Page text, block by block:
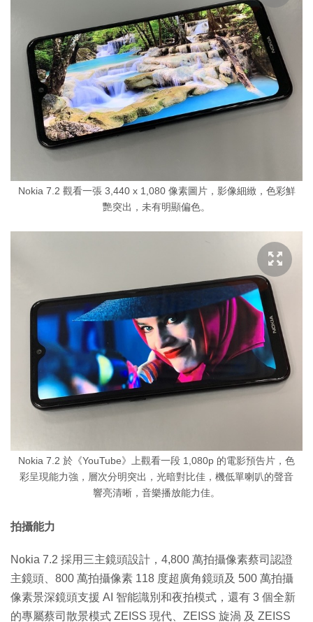
Nokia 7.2 觀看一張 3,440 x 1,080 像素圖片，影像細緻，色彩鮮
艷突出，未有明顯偏色。
Nokia 7.2 於《YouTube》上觀看一段 1,080p 的電影預告片，色
彩呈現能力強，層次分明突出，光暗對比佳，機低單喇叭的聲音
響亮清晰，音樂播放能力佳。
拍攝能力
Nokia 7.2 採用三主鏡頭設計，4,800 萬拍攝像素蔡司認證
主鏡頭、800 萬拍攝像素 118 度超廣角鏡頭及 500 萬拍攝
像素景深鏡頭支援 AI 智能識別和夜拍模式，還有 3 個全新
的專屬蔡司散景模式 ZEISS 現代、ZEISS 旋渦 及 ZEISS